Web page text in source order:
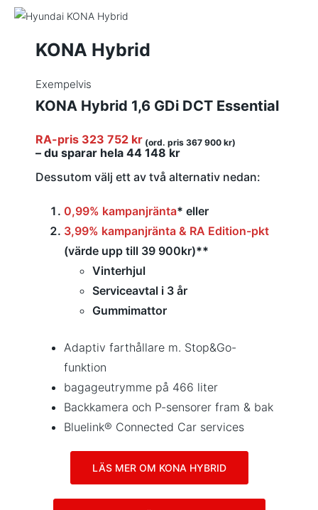
KONA Hybrid
Exempelvis
KONA Hybrid 1,6 GDi DCT Essential
RA-pris 323 752 kr (ord. pris 367 900 kr)
– du sparar hela 44 148 kr
Dessutom välj ett av två alternativ nedan:
0,99% kampanjränta* eller
3,99% kampanjränta & RA Edition-pkt
(värde upp till 39 900kr)**
Vinterhjul
Serviceavtal i 3 år
Gummimattor
Adaptiv farthållare m. Stop&Go-
funktion
bagageutrymme på 466 liter
Backkamera och P-sensorer fram & bak
Bluelink® Connected Car services
LÄS MER OM KONA HYBRID